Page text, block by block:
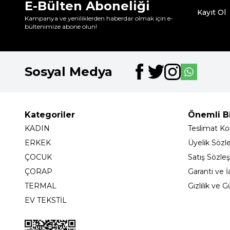
E-Bülten Aboneliği
Kampanya ve yeniliklerden haberdar olmak için e-
bültenimize abone olun!
Kayıt Ol
Sosyal Medya
Kategoriler
KADIN
ERKEK
ÇOCUK
ÇORAP
TERMAL
EV TEKSTİL
Önemli
Teslimat
Üyelik
Satış
Garanti ve
Gizlilik ve